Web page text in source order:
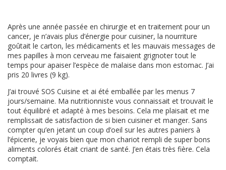
Après une année passée en chirurgie et en traitement pour un
cancer, je n’avais plus d’énergie pour cuisiner, la nourriture
goûtait le carton, les médicaments et les mauvais messages de
mes papilles à mon cerveau me faisaient grignoter tout le
temps pour apaiser l’espèce de malaise dans mon estomac. J’ai
pris 20 livres (9 kg).
J’ai trouvé SOS Cuisine et ai été emballée par les menus 7
jours/semaine. Ma nutritionniste vous connaissait et trouvait le
tout équilibré et adapté à mes besoins. Cela me plaisait et me
remplissait de satisfaction de si bien cuisiner et manger. Sans
compter qu’en jetant un coup d’oeil sur les autres paniers à
l’épicerie, je voyais bien que mon chariot rempli de super bons
aliments colorés était criant de santé. J’en étais très fière. Cela
comptait.